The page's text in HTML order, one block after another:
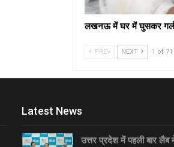
लखनऊ में घर में घुसकर
PREV NEXT 1 of 71
Latest News
उत्तर प्रदेश में पहली बार